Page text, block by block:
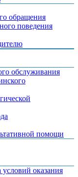
обращения
поведения
обслуживания
помощи
условий оказания